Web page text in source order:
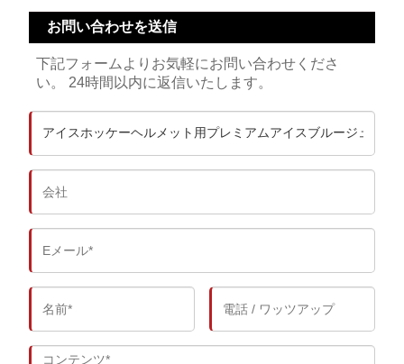
お問い合わせを送信
下記フォームよりお気軽にお問い合わせくださ
い。 24時間以内に返信いたします。